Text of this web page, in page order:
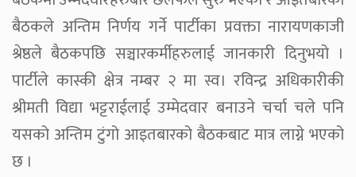
बैठकले अन्तिम निर्णय गर्ने पार्टीका प्रवक्ता नारायणकाजी
श्रेष्ठले बैठकपछि सञ्चारकर्मीहरुलाई जानकारी दिनुभयो ।
पार्टीले कास्की क्षेत्र नम्बर २ मा स्व। रविन्द्र अधिकारीकी
श्रीमती विद्या भट्टराईलाई उम्मेदवार बनाउने चर्चा चले पनि
यसको अन्तिम टुंगो आइतबारको बैठकबाट मात्र लाग्ने भएको
छ ।